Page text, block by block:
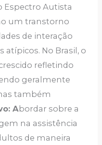
Espectro Autista
um transtorno
de interação
No Brasil, o
refletindo
geralmente
também
Abordar sobre a
na assistência
de maneira